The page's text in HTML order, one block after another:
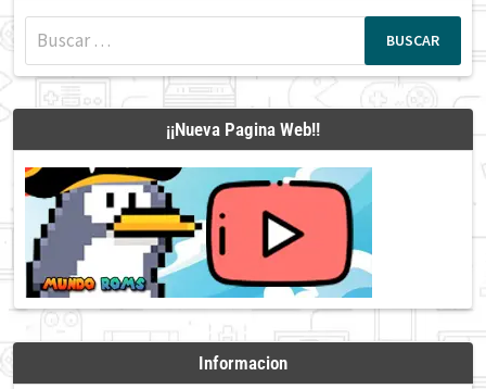
Buscar:
¡¡Nueva Pagina Web!!
Informacion